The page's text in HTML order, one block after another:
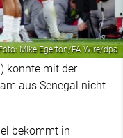
Mike Egerton/PA Wire/dpa
konnte mit der
aus Senegal nicht
bekommt in